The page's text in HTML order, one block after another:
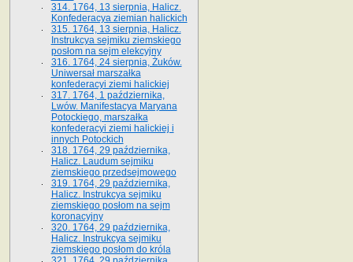
314. 1764, 13 sierpnia, Halicz.
Konfederacya ziemian halickich
315. 1764, 13 sierpnia, Halicz.
Instrukcya sejmiku ziemskiego
posłom na sejm elekcyjny
316. 1764, 24 sierpnia, Żuków.
Uniwersał marszałka
konfederacyi ziemi halickiej
317. 1764, 1 października,
Lwów. Manifestacya Maryana
Potockiego, marszałka
konfederacyi ziemi halickiej i
innych Potockich
318. 1764, 29 października,
Halicz. Laudum sejmiku
ziemskiego przedsejmowego
319. 1764, 29 października,
Halicz. Instrukcya sejmiku
ziemskiego posłom na sejm
koronacyjny
320. 1764, 29 października,
Halicz. Instrukcya sejmiku
ziemskiego posłom do króla